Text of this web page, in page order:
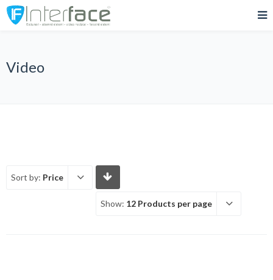
Video
Sort by: Price
Show: 12 Products per page